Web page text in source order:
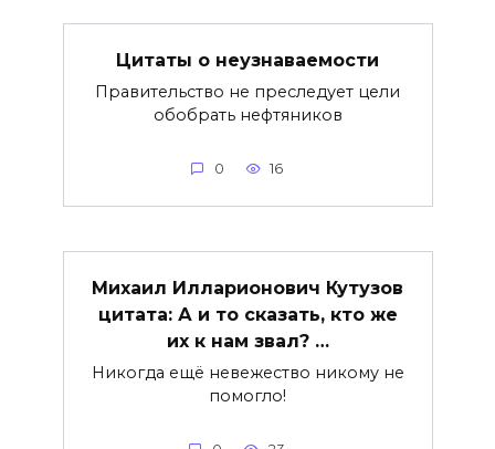
Цитаты о неузнаваемости
Правительство не преследует цели
обобрать нефтяников
0 16
Михаил Илларионович Кутузов
цитата: А и то сказать, кто же
их к нам звал? …
Никогда ещё невежество никому не
помогло!